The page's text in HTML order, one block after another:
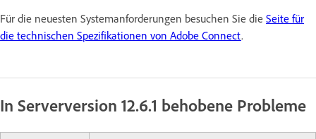
Für die neuesten Systemanforderungen besuchen Sie die Seite für
die technischen Spezifikationen von Adobe Connect.
In Serverversion 12.6.1 behobene Probleme